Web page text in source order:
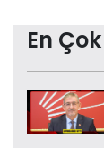
En